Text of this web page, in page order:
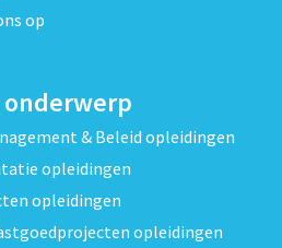
op
& Beleid opleidingen
opleidingen
opleidingen
opleidingen